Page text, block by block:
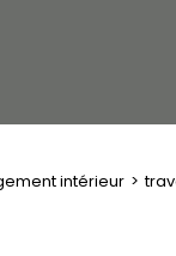
intérieur